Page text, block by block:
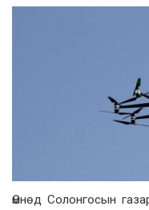
Өмнөд Солонгосын